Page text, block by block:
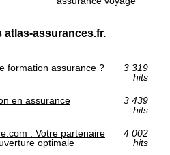
atlas-assurances.fr.
formation assurance ?
3 319
hits
en assurance
3 439
hits
: Votre partenaire
optimale
4 002
hits